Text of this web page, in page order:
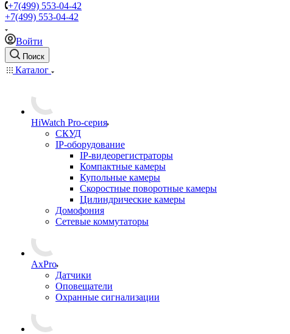
+7(499) 553-04-42
+7(499) 553-04-42
Войти
Поиск
Каталог
HiWatch Pro-серия
CКУД
IP-оборудование
IP-видеорегистраторы
Компактные камеры
Купольные камеры
Скоростные поворотные камеры
Цилиндрические камеры
Домофония
Сетевые коммутаторы
AxPro
Датчики
Оповещатели
Охранные сигнализации